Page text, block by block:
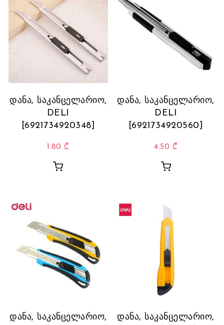
დანა, საკანცელარიო,
DELI
[6921734920348]
1.80 ₾
დანა, საკანცელარიო,
DELI
[6921734920560]
4.50 ₾
დანა, საკანცელარიო, დანა, საკანცელარიო,